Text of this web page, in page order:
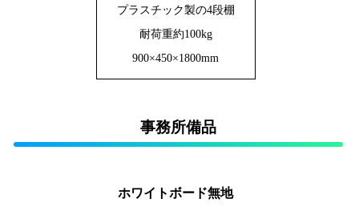
プラスチック製の4段棚
耐荷重約100kg
900×450×1800mm
事務所備品
ホワイトボード無地